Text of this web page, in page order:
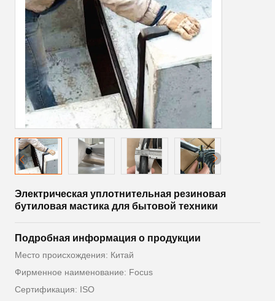
Электрическая уплотнительная резиновая
бутиловая мастика для бытовой техники
Подробная информация о продукции
Место происхождения: Китай
Фирменное наименование: Focus
Сертификация: ISO